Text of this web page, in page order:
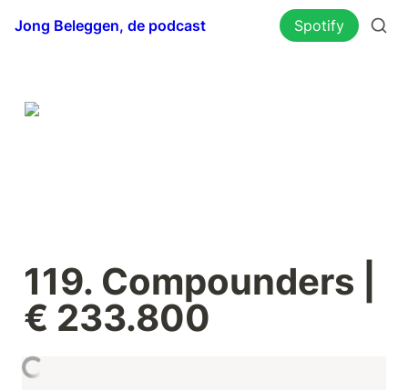
Jong Beleggen, de podcast Spotify
119. Compounders |
€ 233.800